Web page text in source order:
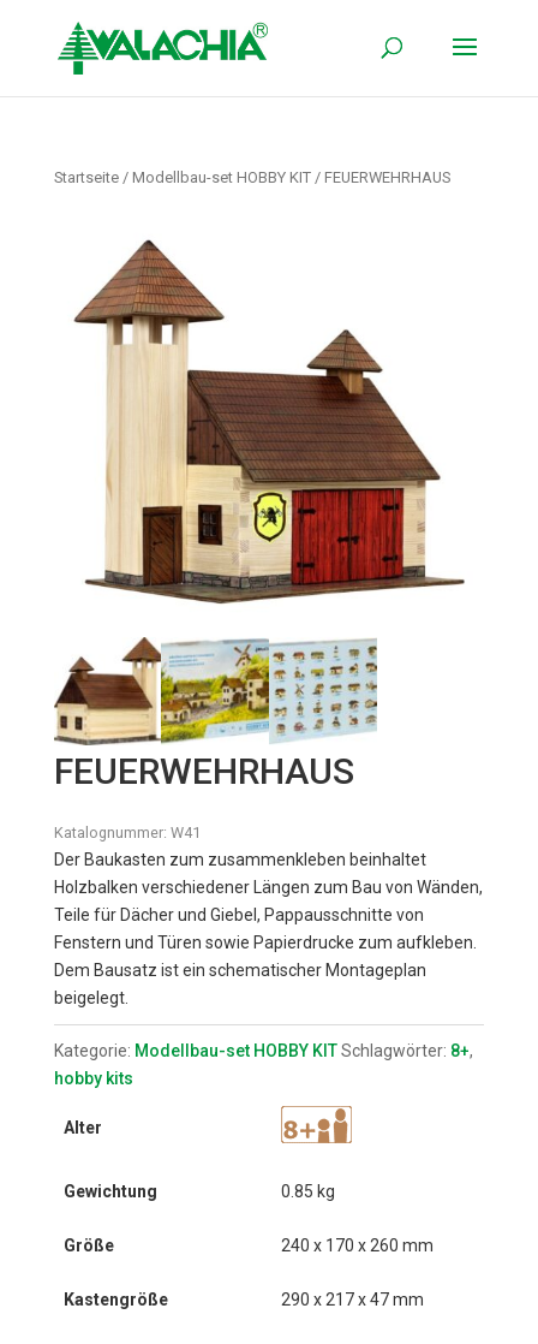
Startseite/ Modellbau-set HOBBY KIT/ FEUERWEHRHAUS
FEUERWEHRHAUS
Katalognummer: W41
Der Baukasten zum zusammenkleben beinhaltet
Holzbalken verschiedener Längen zum Bau von Wänden,
Teile für Dächer und Giebel, Pappausschnitte von
Fenstern und Türen sowie Papierdrucke zum aufkleben.
Dem Bausatz ist ein schematischer Montageplan
beigelegt.
Kategorie: Modellbau-set HOBBY KIT Schlagwörter: 8+,
hobby kits
Alter
Gewichtung 0.85 kg
Größe 240 x 170 x 260 mm
Kastengröße 290 x 217 x 47 mm